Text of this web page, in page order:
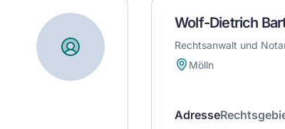
Wolf-Dietrich
Rechtsanwalt und
Mölln
Adresse